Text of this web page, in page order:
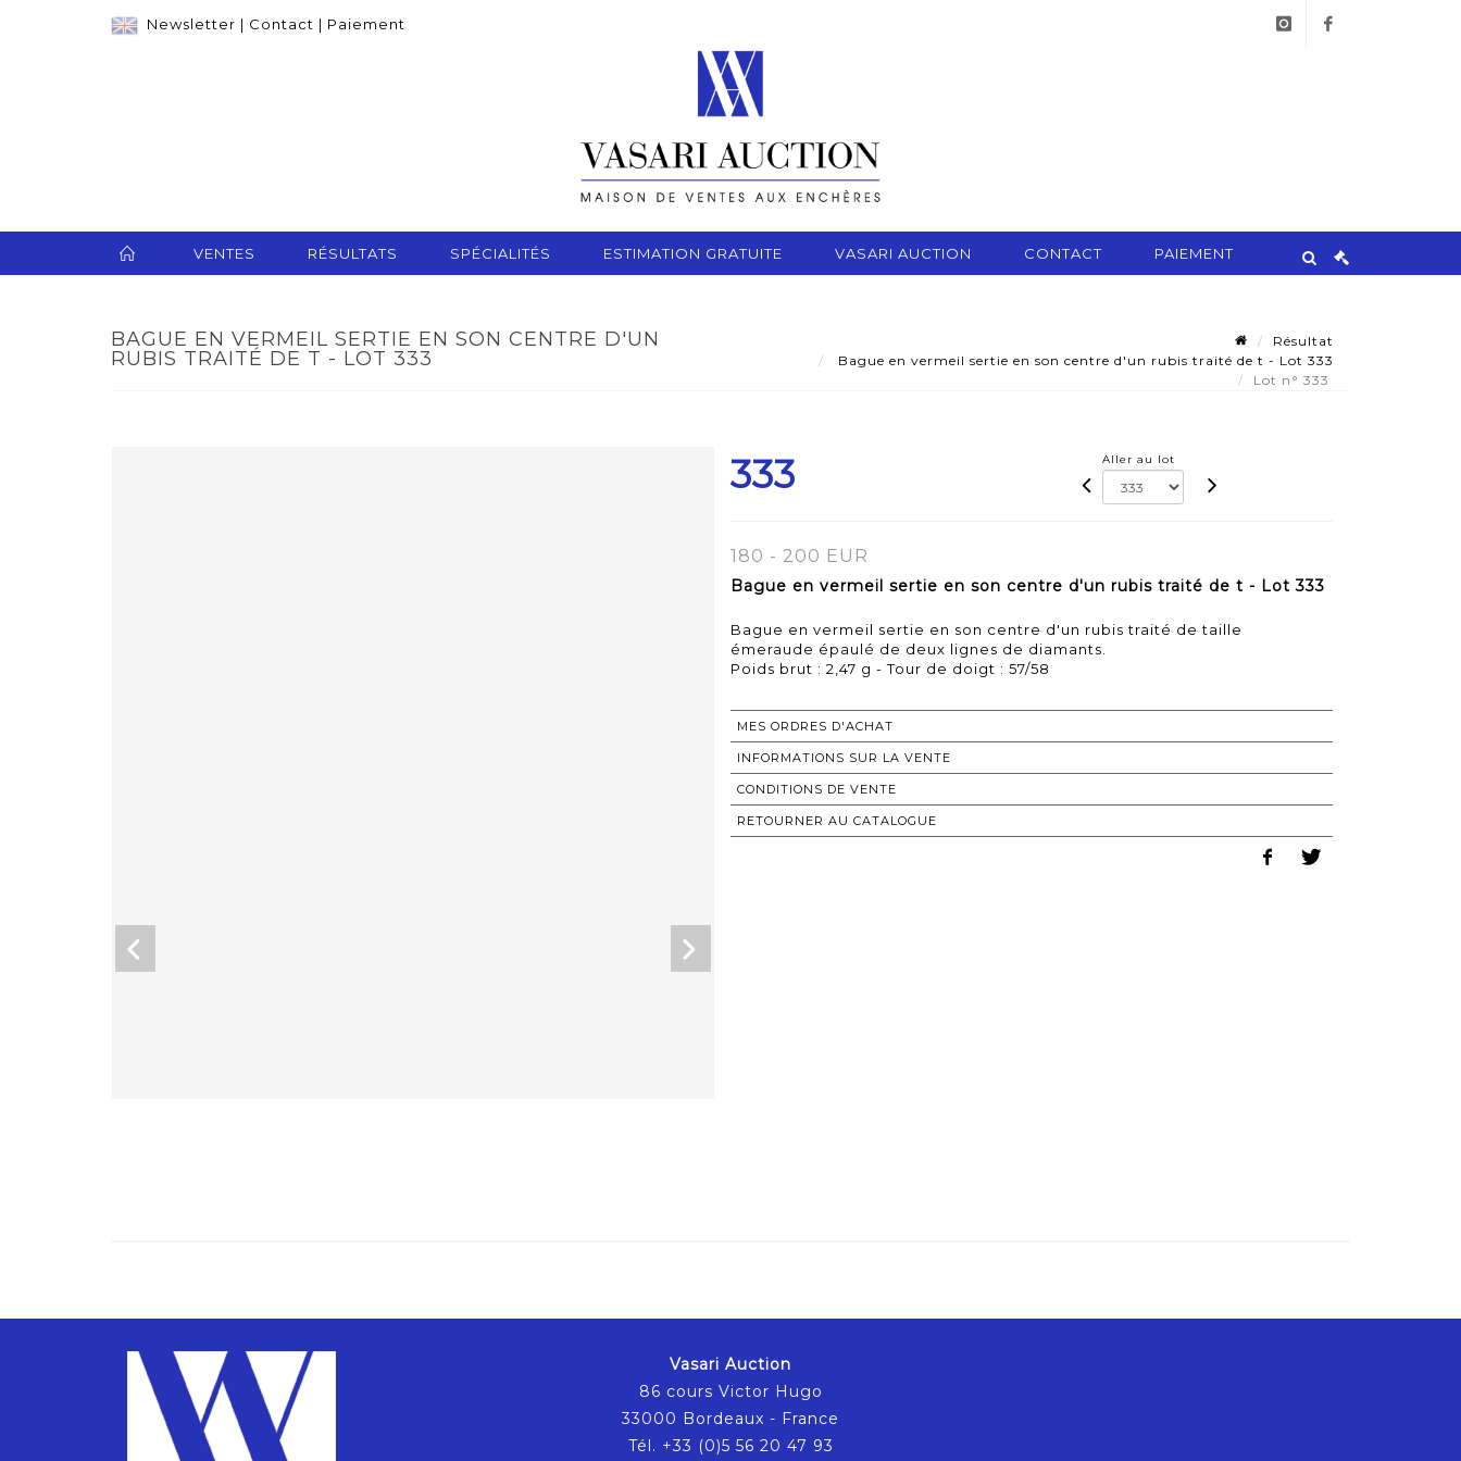
Newsletter | Contact | Paiement
VENTES RÉSULTATS SPÉCIALITÉS ESTIMATION GRATUITE VASARI AUCTION CONTACT PAIEMENT
BAGUE EN VERMEIL SERTIE EN SON CENTRE D'UN
RUBIS TRAITÉ DE T - LOT 333
Résultat
Bague en vermeil sertie en son centre d'un rubis traité de t - Lot 333
Lot n° 333
333 Aller au lot
180 - 200 EUR
Bague en vermeil sertie en son centre d'un rubis traité de t - Lot 333
Bague en vermeil sertie en son centre d'un rubis traité de taille
émeraude épaulé de deux lignes de diamants.
Poids brut : 2,47 g - Tour de doigt : 57/58
MES ORDRES D'ACHAT
INFORMATIONS SUR LA VENTE
CONDITIONS DE VENTE
RETOURNER AU CATALOGUE
Vasari Auction
86 cours Victor Hugo
33000 Bordeaux - France
Tél. +33 (0)5 56 20 47 93